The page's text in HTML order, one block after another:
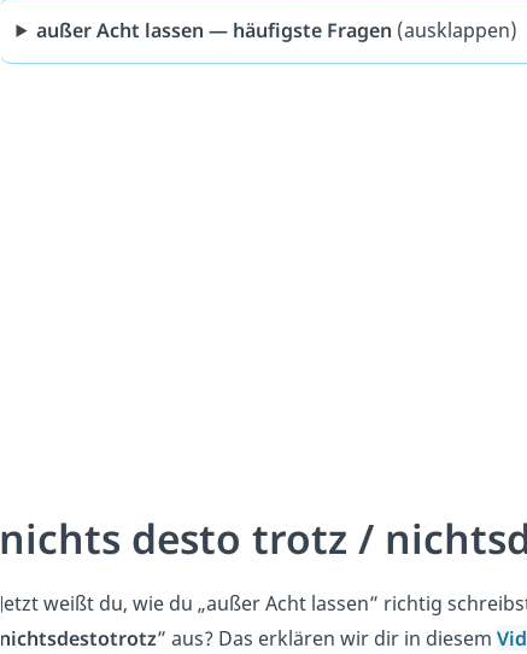
außer Acht lassen — häufigste Fragen (ausklappen)
nichts desto trotz /
Jetzt weißt du, wie du „außer Acht lassen” richtig
nichtsdestotrotz” aus? Das erklären wir dir in diesem